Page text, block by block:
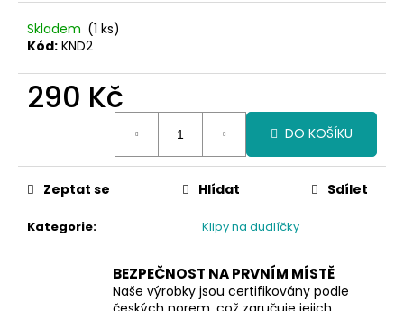
Skladem (1 ks)
Kód: KND2
290 Kč
DO KOŠÍKU
Kategorie: Klipy na dudlíčky
Zeptat se Hlídat Sdílet
BEZPEČNOST NA PRVNÍM MÍSTĚ
Naše výrobky jsou certifikovány podle